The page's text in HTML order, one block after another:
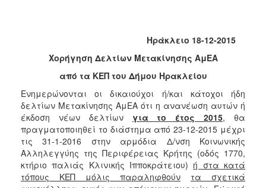
2016
2015
2013
2012
2011
2010
2006
Ηράκλειο 18-12-2015
Χορήγηση Δελτίων Μετακίνησης ΑμΕΑ
από τα ΚΕΠ του Δήμου Ηρακλείου
Ενημερώνονται οι δικαιούχοι ή/και κάτοχοι ήδη
δελτίων Μετακίνησης ΑμΕΑ ότι η ανανέωση αυτών ή
έκδοση νέων δελτίων για το έτος 2015, θα
πραγματοποιηθεί το διάστημα από 23-12-2015 μέχρι
τις 31-1-2016 στην αρμόδια Δ/νση Κοινωνικής
Αλληλεγγύης της Περιφέρειας Κρήτης (οδός 1770,
κτήριο παλιάς Κλινικής Ιπποκράτειου) ή στα κατά
τόπους ΚΕΠ μόλις παραληφθούν
τα σχετικά